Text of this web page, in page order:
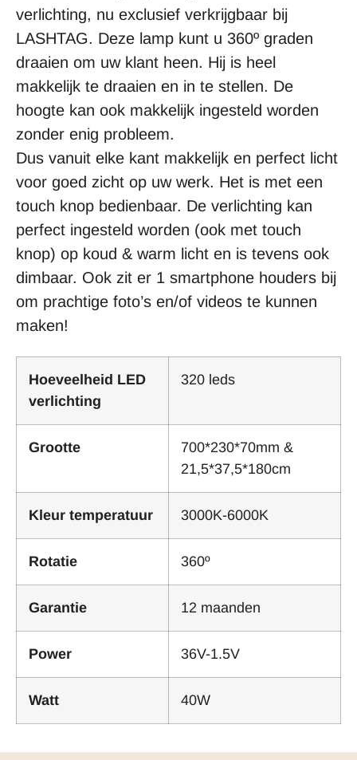
verlichting, nu exclusief verkrijgbaar bij
LASHTAG. Deze lamp kunt u 360º graden
draaien om uw klant heen. Hij is heel
makkelijk te draaien en in te stellen. De
hoogte kan ook makkelijk ingesteld worden
zonder enig probleem.
Dus vanuit elke kant makkelijk en perfect licht
voor goed zicht op uw werk. Het is met een
touch knop bedienbaar. De verlichting kan
perfect ingesteld worden (ook met touch
knop) op koud & warm licht en is tevens ook
dimbaar. Ook zit er 1 smartphone houders bij
om prachtige foto’s en/of videos te kunnen
maken!
Hoeveelheid LED
verlichting
320 leds
Grootte
700*230*70mm &
21,5*37,5*180cm
Kleur temperatuur 3000K-6000K
Rotatie 360º
Garantie 12 maanden
Power 36V-1.5V
Watt 40W